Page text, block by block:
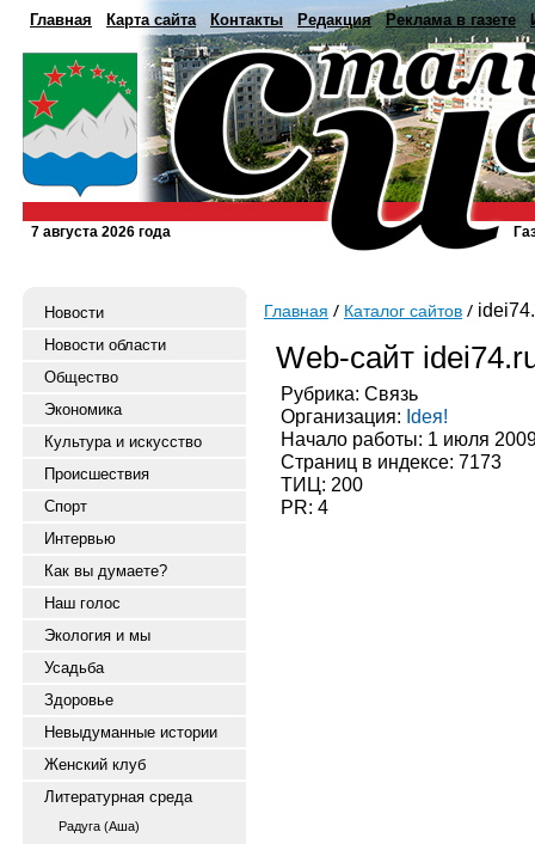
Главная Карта сайта Контакты Редакция Реклама в газете
7 августа 2026 года
Новости
Новости области
Общество
Экономика
Культура и искусство
Происшествия
Спорт
Интервью
Как вы думаете?
Наш голос
Экология и мы
Усадьба
Здоровье
Невыдуманные истории
Женский клуб
Литературная среда
Радуга (Аша)
Главная Каталог сайтов
Web-сайт
Рубрика: Связь
Организация: Ideя!
Начало работы: 1 июля
Страниц в индексе: 7173
ТИЦ: 200
PR: 4